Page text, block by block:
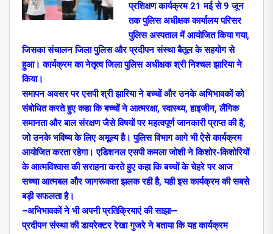
प्रशिक्षण कार्यक्रम 21 मई से 9 जून
तक पुलिस अधीक्षक कार्यालय परिसर
पुलिस अस्पताल में आयोजित किया गया,
जिसका संचालन जिला पुलिस और प्रदीपन संस्था बैतूल के सहयोग से
हुआ। कार्यक्रम का नेतृत्व जिला पुलिस अधीक्षक श्री निश्चल झारिया ने
किया।
समापन अवसर पर एसपी श्री झारिया ने बच्चों और उनके अभिभावकों को
संबोधित करते हुए कहा कि बच्चों ने आत्मरक्षा, स्वास्थ्य, हाइजीन, लैंगिक
समानता और बाल संरक्षण जैसे विषयों पर महत्वपूर्ण जानकारी प्राप्त की है,
जो उनके भविष्य के लिए अमूल्य है। पुलिस विभाग आगे भी ऐसे कार्यक्रम
आयोजित करता रहेगा। एडिशनल एसपी कमला जोशी ने किशोर-किशोरियों
के आत्मविश्वास की सराहना करते हुए कहा कि बच्चों के चेहरे पर आज
सच्चा आत्मबल और जागरूकता झलक रही है, यही इस कार्यक्रम की सबसे
बड़ी सफलता है।
–अभिभावकों ने भी अपनी प्रतिक्रियाएं की साझा—
प्रदीपन संस्था की डायरेक्टर रेखा गुजरे ने बताया कि यह कार्यक्रम